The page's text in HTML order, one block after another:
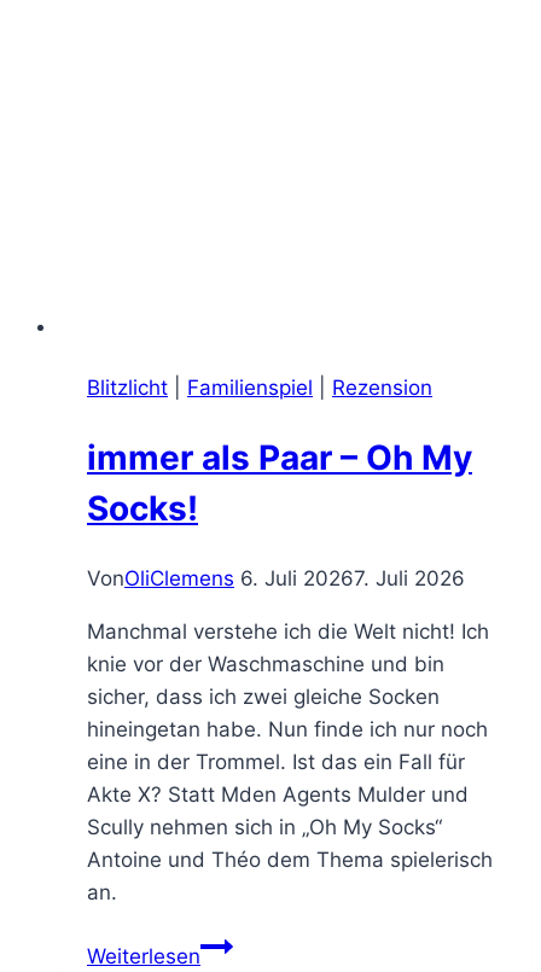
Blitzlicht Familienspiel Rezension
immer als Paar – Oh My
Socks!
VonOliClemens 6. Juli 20267. Juli 2026
Manchmal verstehe ich die Welt nicht! Ich
knie vor der Waschmaschine und bin
sicher, dass ich zwei gleiche Socken
hineingetan habe. Nun finde ich nur noch
eine in der Trommel. Ist das ein Fall für
Akte X? Statt Mden Agents Mulder und
Scully nehmen sich in „Oh My Socks“
Antoine und Théo dem Thema spielerisch
an.
Weiterlesenimmer